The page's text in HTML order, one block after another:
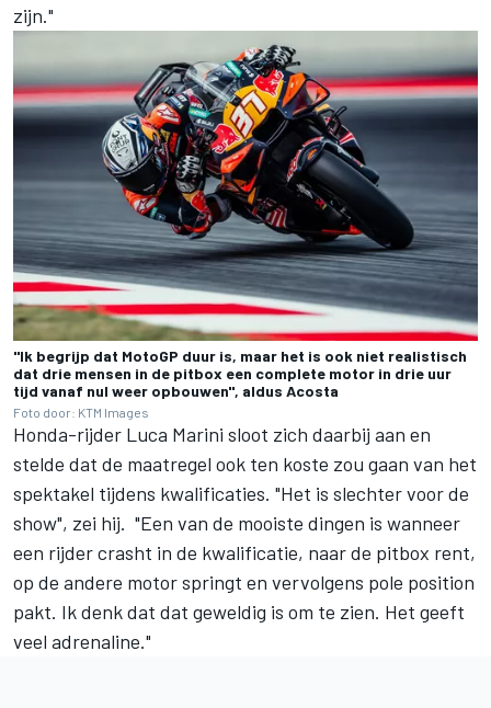
zijn."
"Ik begrijp dat MotoGP duur is, maar het is ook niet realistisch
dat drie mensen in de pitbox een complete motor in drie uur
tijd vanaf nul weer opbouwen", aldus Acosta
Foto door: KTM Images
Honda-rijder Luca Marini sloot zich daarbij aan en
stelde dat de maatregel ook ten koste zou gaan van het
spektakel tijdens kwalificaties. "Het is slechter voor de
show", zei hij. "Een van de mooiste dingen is wanneer
een rijder crasht in de kwalificatie, naar de pitbox rent,
op de andere motor springt en vervolgens pole position
pakt. Ik denk dat dat geweldig is om te zien. Het geeft
veel adrenaline."